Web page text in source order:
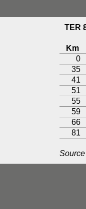
TER
Km
0
35
41
51
55
59
66
81